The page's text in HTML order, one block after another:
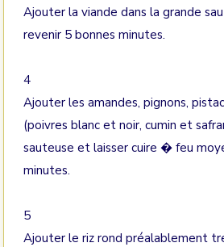
Ajouter la viande dans la grande
revenir 5 bonnes minutes.
4
Ajouter les amandes, pignons,
(poivres blanc et noir, cumin et
sauteuse et laisser cuire � feu
minutes.
5
Ajouter le riz rond préalablement